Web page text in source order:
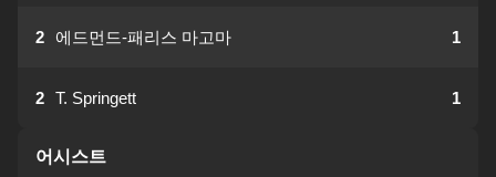
2 에드먼드-패리스 마고마 1
2 T. Springett 1
어시스트